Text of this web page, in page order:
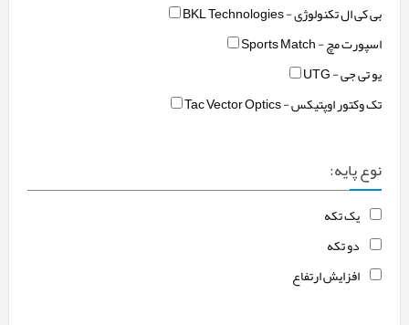
بی کی ال تکنولوژی - BKL Technologies
اسپورت مچ - Sports Match
یو تی جی - UTG
تک وکتور اوپتیکس - Tac Vector Optics
نوع پایه:
یک تکه
دو تکه
افزایش ارتفاع